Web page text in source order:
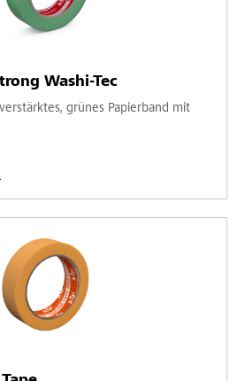
Washi-Tec
grünes Papierband mit